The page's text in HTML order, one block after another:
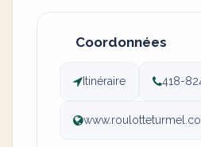
Coordonnées
Itinéraire 418-